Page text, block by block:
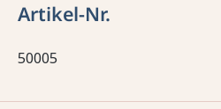
Artikel-Nr.
50005